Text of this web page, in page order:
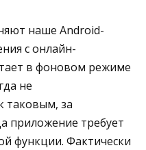
наше Android-
с онлайн-
в фоновом режиме
не
таковым, за
приложение требует
функции. Фактически